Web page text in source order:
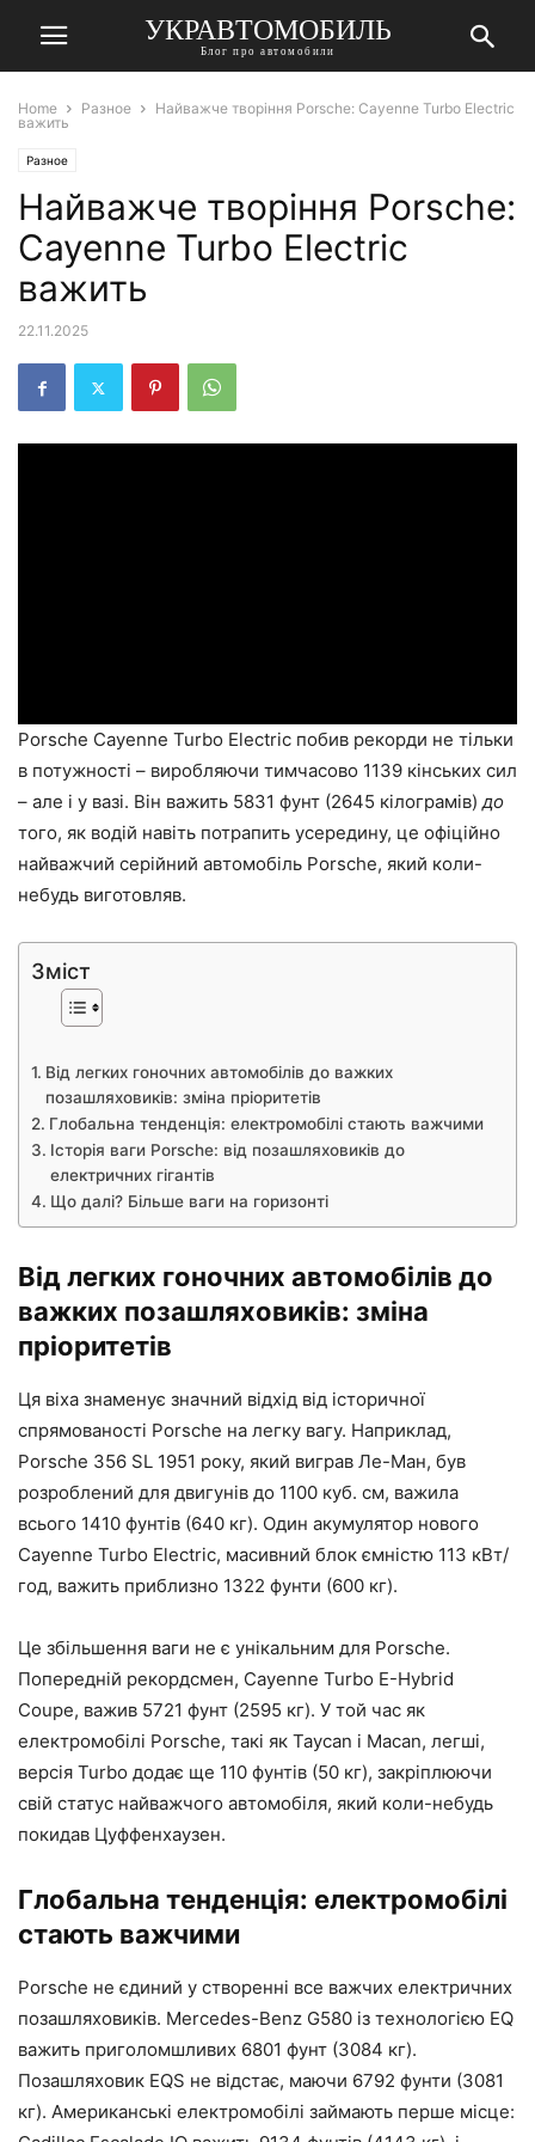
УКРАВТОМОБИЛЬ
Блог про автомобили
Home Разное
Найважче творіння Porsche: Cayenne Turbo Electric
важить
Разное
Найважче творіння Porsche:
Cayenne Turbo Electric
важить
22.11.2025
Porsche Cayenne Turbo Electric побив рекорди не тільки
в потужності – виробляючи тимчасово 1139 кінських сил
– але і у вазі. Він важить 5831 фунт (2645 кілограмів)до
того, як водій навіть потрапить усередину, це офіційно
найважчий серійний автомобіль Porsche, який коли-
небудь виготовляв.
Зміст
Від легких гоночних автомобілів до важких
позашляховиків: зміна пріоритетів
Глобальна тенденція: електромобілі стають важчими
Історія ваги Porsche: від позашляховиків до
електричних гігантів
Що далі? Більше ваги на горизонті
Від легких гоночних автомобілів до
важких позашляховиків: зміна
пріоритетів
Ця віха знаменує значний відхід від історичної
спрямованості Porsche на легку вагу. Наприклад,
Porsche 356 SL 1951 року, який виграв Ле-Ман, був
розроблений для двигунів до 1100 куб. см, важила
всього 1410 фунтів (640 кг). Один акумулятор нового
Cayenne Turbo Electric, масивний блок ємністю 113 кВт/
год, важить приблизно 1322 фунти (600 кг).
Це збільшення ваги не є унікальним для Porsche.
Попередній рекордсмен, Cayenne Turbo E-Hybrid
Coupe, важив 5721 фунт (2595 кг). У той час як
електромобілі Porsche, такі як Taycan і Macan, легші,
версія Turbo додає ще 110 фунтів (50 кг), закріплюючи
свій статус найважчого автомобіля, який коли-небудь
покидав Цуффенхаузен.
Глобальна тенденція: електромобілі
стають важчими
Porsche не єдиний у створенні все важчих електричних
позашляховиків. Mercedes-Benz G580 із технологією EQ
важить приголомшливих 6801 фунт (3084 кг).
Позашляховик EQS не відстає, маючи 6792 фунти (3081
кг). Американські електромобілі займають перше місце: